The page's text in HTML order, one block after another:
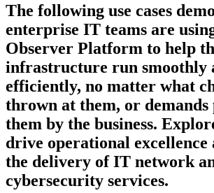
The following use cases
enterprise IT teams are
Observer Platform to help
infrastructure run smoothly
efficiently, no matter what
thrown at them, or demands
them by the business.
drive operational excellence
the delivery of IT network
cybersecurity services.